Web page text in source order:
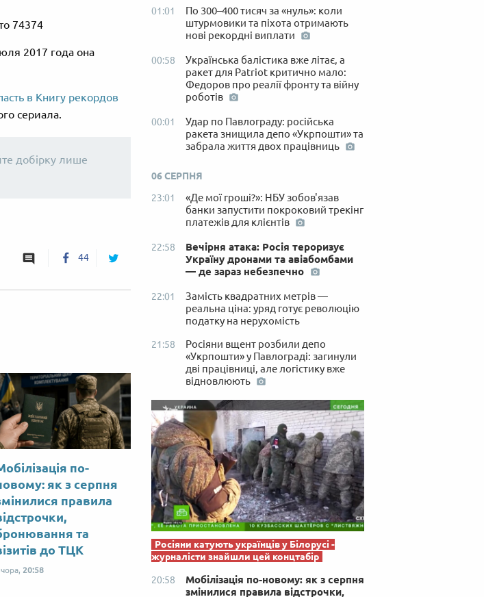
2017 года она
в Книгу рекордов
сериала.
добірку лише
44
по-
як з серпня
правила
та
до ТЦК
20:58
01:01
По 300–400 тисяч за «нуль»: коли
штурмовики та піхота отримають
нові рекордні виплати
00:58
Українська балістика вже літає, а
ракет для Patriot критично мало:
Федоров про реалії фронту та війну
роботів
00:01
Удар по Павлограду: російська
ракета знищила депо «Укрпошти» та
забрала життя двох працівниць
06 СЕРПНЯ
23:01
«Де мої гроші?»: НБУ зобов'язав
банки запустити покроковий трекінг
платежів для клієнтів
22:58
Вечірня атака: Росія тероризує
Україну дронами та авіабомбами
— де зараз небезпечно
22:01
Замість квадратних метрів —
реальна ціна: уряд готує революцію
податку на нерухомість
21:58
Росіяни вщент розбили депо
«Укрпошти» у Павлограді: загинули
дві працівниці, але логістику вже
відновлюють
Росіяни катують українців у Білорусі -
журналісти знайшли цей концтабір
20:58
Мобілізація по-новому: як з серпня
змінилися правила відстрочки,